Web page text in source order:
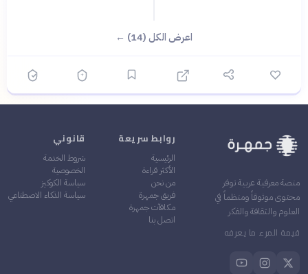
اعرض الكل (14) ←
منصة معرفية عربية توفر
محتوى موثوقاً ومنظماً في
العلوم والثقافة والفكر
قيمة المرء ما يعرفه
روابط سريعة
الرئيسية
الأكثر قراءة
من نحن
فريق جمهرة
مكافآت جمهرة
اتصل بنا
قانوني
شروط الخدمة
الخصوصية
سياسة الكوكيز
سياسة الذكاء الاصطناعي